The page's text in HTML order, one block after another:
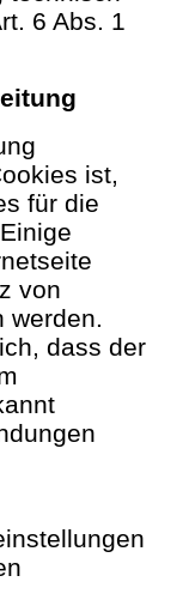
6 Abs. 1
ist,
für die
von
werden.
dass der